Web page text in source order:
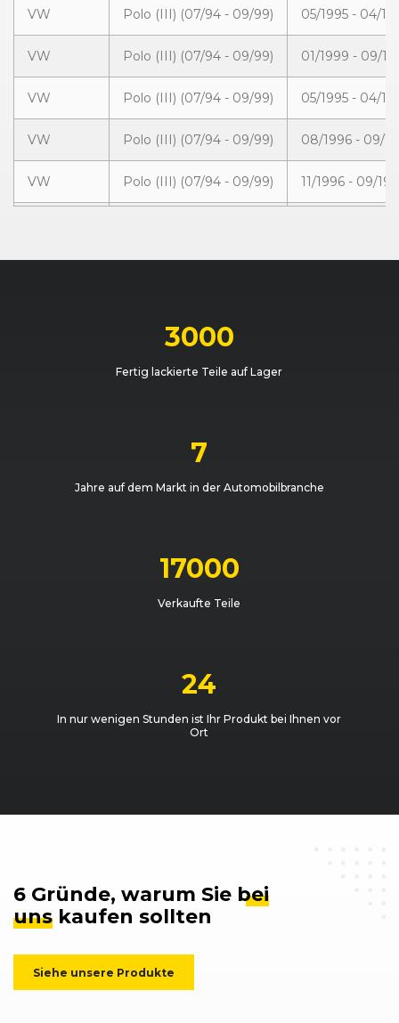
VW Polo (III) (07/94 - 09/99) 05/1995 - 04/
VW Polo (III) (07/94 - 09/99) 01/1999 - 09/
VW Polo (III) (07/94 - 09/99) 05/1995 - 04/
VW Polo (III) (07/94 - 09/99) 08/1996 - 09/
VW Polo (III) (07/94 - 09/99) 11/1996 - 09/
3000
Fertig lackierte Teile auf Lager
7
Jahre auf dem Markt in der Automobilbranche
17000
Verkaufte Teile
24
In nur wenigen Stunden ist Ihr Produkt bei Ihnen vor
Ort
6 Gründe, warum Sie bei
uns kaufen sollten
Siehe unsere Produkte